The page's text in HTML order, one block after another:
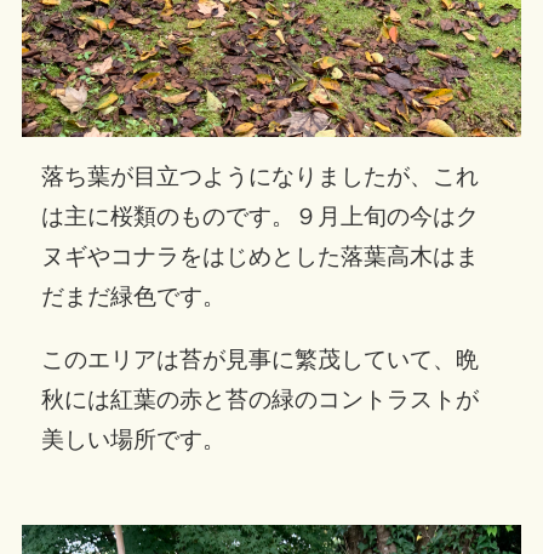
落ち葉が目立つようになりましたが、これ
は主に桜類のものです。９月上旬の今はク
ヌギやコナラをはじめとした落葉高木はま
だまだ緑色です。
このエリアは苔が見事に繁茂していて、晩
秋には紅葉の赤と苔の緑のコントラストが
美しい場所です。